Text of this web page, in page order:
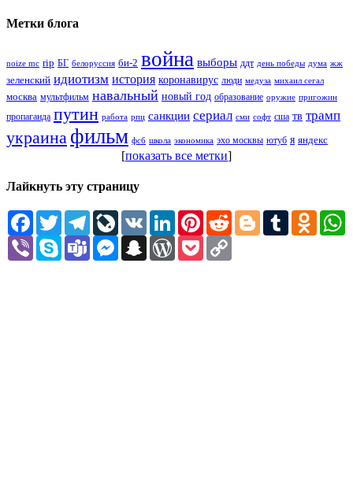
Метки блога
noize mc rip БГ белоруссия би-2 война выборы ддт день победы дума жж
зеленский идиотизм история коронавирус люди медуза михаил сегал
москва мультфильм навальный новый год образование оружие пригожин
пропаганда путин работа рпц санкции сериал сми софт сша тв трамп
украина фильм фсб школа экономика эхо москвы ютуб я яндекс
[показать все метки]
Лайкнуть эту страницу
FacebookTwitterTelegramLiveJournal
VK LinkedInPinterestRedditBloggerTumblr
Viber Skype TeamsMessengerSnapchatWordPress
Pocket